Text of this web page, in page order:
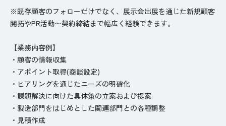
※既存顧客のフォローだけでなく、展示会出展を通じた新規顧客
開拓やPR活動〜契約締結まで幅広く経験できます。
【業務内容例】
・顧客の情報収集
・アポイント取得(商談設定)
・ヒアリングを通じたニーズの明確化
・課題解決に向けた具体策の立案および提案
・製造部門をはじめとした関連部門との各種調整
・見積作成